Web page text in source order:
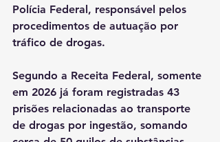
Polícia Federal, responsável pelos
procedimentos de autuação por
tráfico de drogas.
Segundo a Receita Federal, somente
em 2026 já foram registradas 43
prisões relacionadas ao transporte
de drogas por ingestão, somando